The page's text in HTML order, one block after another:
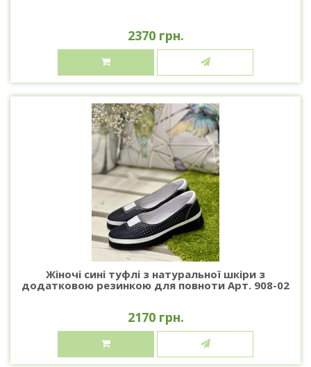
2370 грн.
Жіночі сині туфлі з натуральної шкіри з
додатковою резинкою для повноти Арт. 908-02
2170 грн.